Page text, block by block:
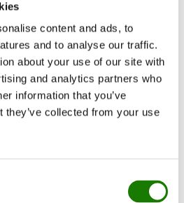
content and ads, to
and to analyse our traffic.
about your use of our site with
and analytics partners who
information that you’ve
they’ve collected from your use